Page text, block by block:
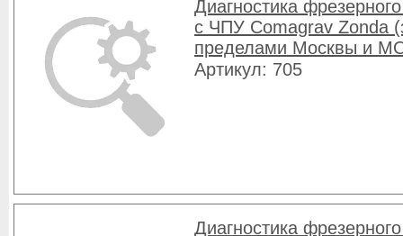
Диагностика
с ЧПУ Comagrav Zonda
пределами Москвы и
Артикул: 705
Диагностика